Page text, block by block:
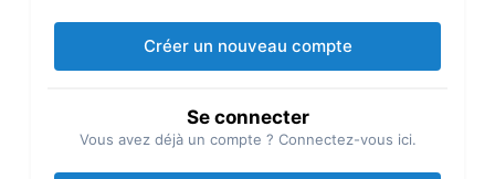
Créer un nouveau compte
Se connecter
Vous avez déjà un compte ? Connectez-vous ici.